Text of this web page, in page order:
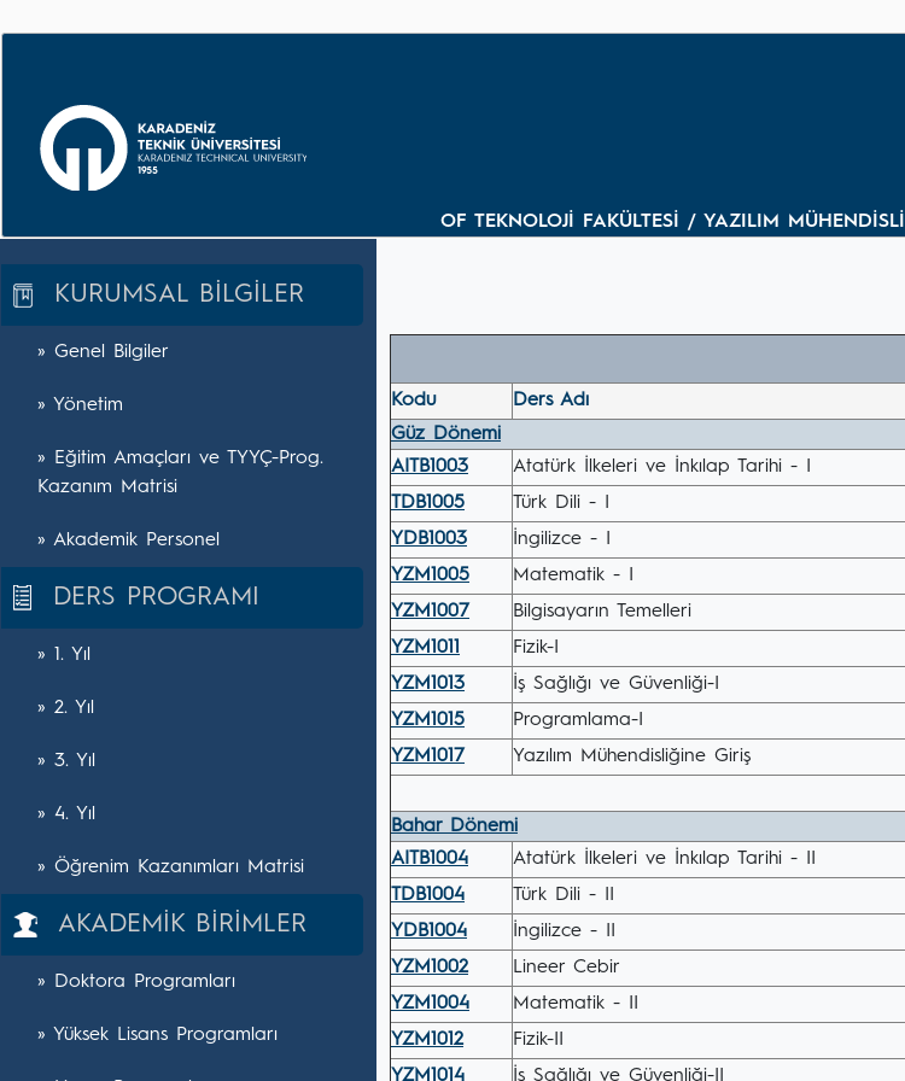
OF TEKNOLOJİ FAKÜLTESİ / YAZILIM
KURUMSAL BİLGİLER
» Genel Bilgiler
» Yönetim
» Eğitim Amaçları ve TYYÇ-Prog.
Kazanım Matrisi
» Akademik Personel
DERS PROGRAMI
» 1. Yıl
» 2. Yıl
» 3. Yıl
» 4. Yıl
» Öğrenim Kazanımları Matrisi
AKADEMİK BİRİMLER
» Doktora Programları
» Yüksek Lisans Programları
Kodu Ders Adı
Güz Dönemi
AITB1003
Atatürk İlkeleri ve İnkılap Tarihi - I
TDB1005
Türk Dili - I
YDB1003
İngilizce - I
YZM1005
Matematik - I
YZM1007
Bilgisayarın Temelleri
YZM1011
Fizik-I
YZM1013
İş Sağlığı ve Güvenliği-I
YZM1015
Programlama-I
YZM1017
Yazılım Mühendisliğine Giriş
Bahar Dönemi
AITB1004
Atatürk İlkeleri ve İnkılap Tarihi - II
TDB1004
Türk Dili - II
YDB1004
İngilizce - II
YZM1002
Lineer Cebir
YZM1004
Matematik - II
YZM1012
Fizik-II
YZM1014
İş Sağlığı ve Güvenliği-II